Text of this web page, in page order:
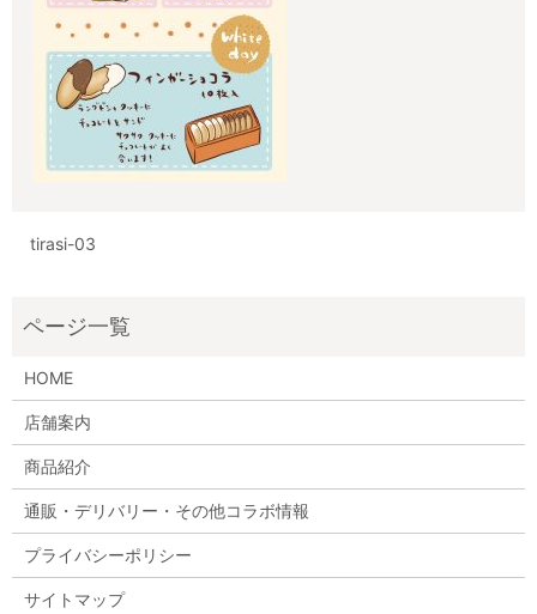
tirasi-03
HOME
店舗案内
商品紹介
通販・デリバリー・その他コラボ情報
プライバシーポリシー
サイトマップ